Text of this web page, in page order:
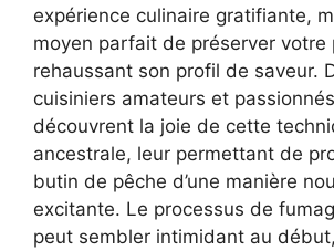
expérience culinaire gratifiante,
moyen parfait de préserver votre
rehaussant son profil de saveur.
cuisiniers amateurs et
découvrent la joie de cette
ancestrale, leur permettant de
butin de pêche d’une manière
excitante. Le processus de
peut sembler intimidant au